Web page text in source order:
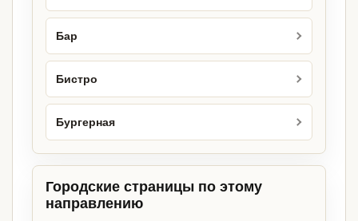
Бар
Бистро
Бургерная
Городские страницы по этому
направлению